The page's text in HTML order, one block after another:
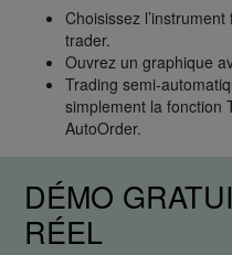
Choisissez
trader.
Ouvrez un graphique
Trading semi-
simplement la fonction
AutoOrder.
DÉMO
RÉEL